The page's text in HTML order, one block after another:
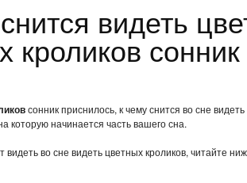
кроликов сонник
сонник приснилось, к чему снится во сне
которую начинается часть вашего сна.
видеть во сне видеть цветных кроликов, читайте